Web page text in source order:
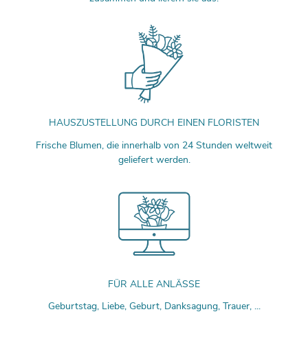
HAUSZUSTELLUNG DURCH EINEN FLORISTEN
Frische Blumen, die innerhalb von 24 Stunden weltweit
geliefert werden.
FÜR ALLE ANLÄSSE
Geburtstag, Liebe, Geburt, Danksagung, Trauer, ...